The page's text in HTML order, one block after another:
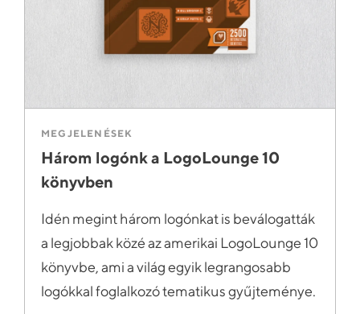
MEGJELENÉSEK
Három logónk a LogoLounge 10
könyvben
Idén megint három logónkat is beválogatták
a legjobbak közé az amerikai LogoLounge 10
könyvbe, ami a világ egyik legrangosabb
logókkal foglalkozó tematikus gyűjteménye.